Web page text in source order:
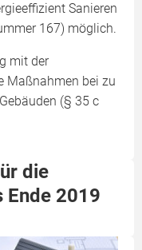
Sanieren
167) möglich.
mit der
Maßnahmen bei zu
(§ 35 c
die
Ende 2019